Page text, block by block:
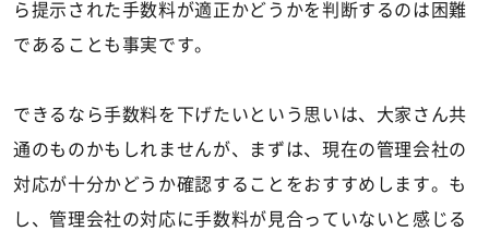
ら提示された手数料が適正かどうかを判断するのは困難
であることも事実です。
できるなら手数料を下げたいという思いは、大家さん共
通のものかもしれませんが、まずは、現在の管理会社の
対応が十分かどうか確認することをおすすめします。も
し、管理会社の対応に手数料が見合っていないと感じる